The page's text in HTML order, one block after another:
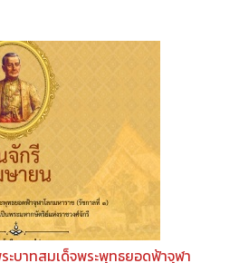
ะบาทสมเด็จพระพุทธยอดฟ้าจุฬา